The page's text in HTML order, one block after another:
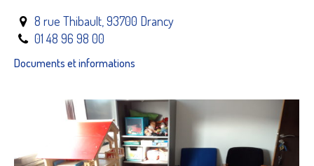
8 rue Thibault, 93700 Drancy
01 48 96 98 00
Documents et informations